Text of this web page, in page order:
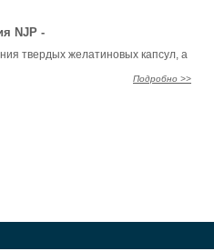
NJP -
твердых желатиновых капсул, а
Подробно >>